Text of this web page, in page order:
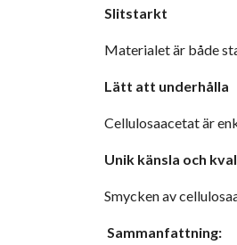
Slitstarkt
Materialet är både
Lätt att underhålla
Cellulosaacetat är
Unik känsla och
Smycken av
Sammanfattning: